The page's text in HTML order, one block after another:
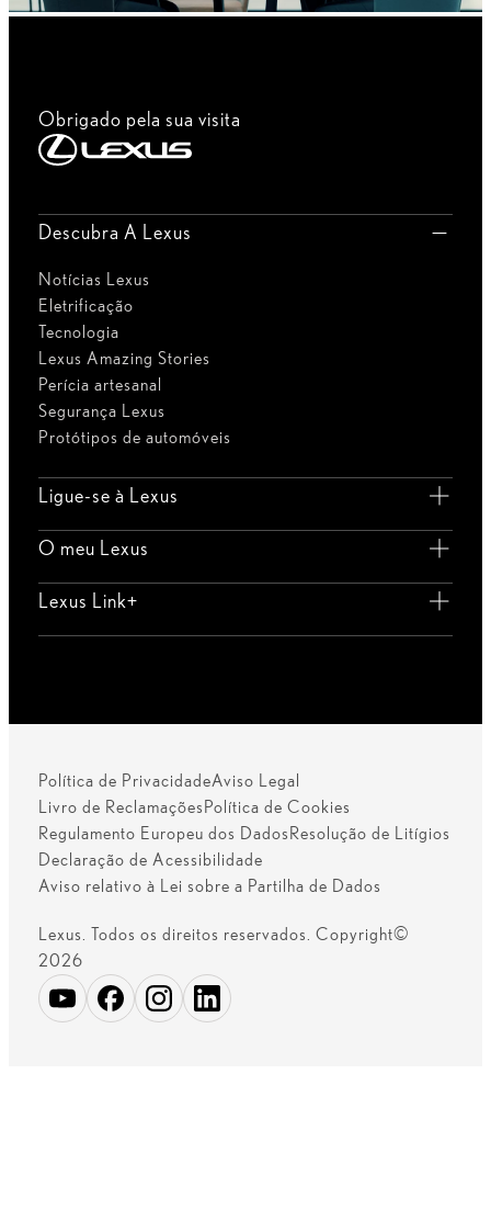
Obrigado pela sua visita
Descubra A Lexus
Notícias Lexus
Eletrificação
Tecnologia
Lexus Amazing Stories
Perícia artesanal
Segurança Lexus
Protótipos de automóveis
Ligue-se à Lexus
O meu Lexus
Lexus Link+
Política de PrivacidadeAviso Legal
Livro de Reclamações Política de Cookies
Regulamento Europeu dos Dados Resolução de Litígios
Declaração de Acessibilidade
Aviso relativo à Lei sobre a Partilha de Dados
Lexus. Todos os direitos reservados. Copyright©
2026